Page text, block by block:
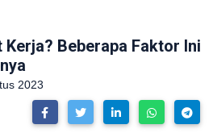
Kerja? Beberapa Faktor Ini
2023